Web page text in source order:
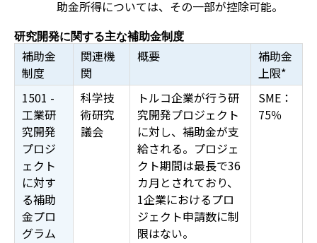
助金所得については、その一部が控除可能。
研究開発に関する主な補助金制度
補助金
制度
関連機
関
概要
補助金
上限*
1501 -
工業研
究開発
プロジ
ェクト
に対す
る補助
金プロ
グラム
科学技
術研究
議会
トルコ企業が行う研
究開発プロジェクト
に対し、補助金が支
給される。プロジェ
クト期間は最長で36
カ月とされており、
1企業におけるプロ
ジェクト申請数に制
限はない。
SME：
75％